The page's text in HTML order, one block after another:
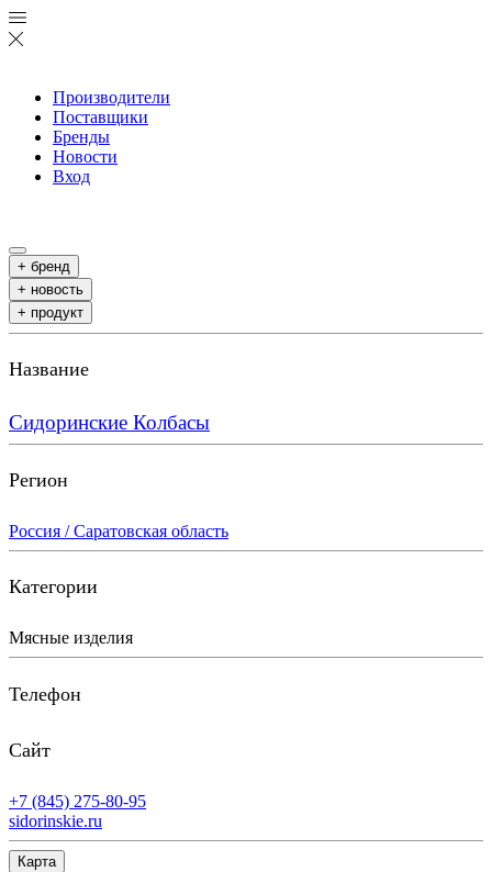
Производители
Поставщики
Бренды
Новости
Вход
+ бренд
+ новость
+ продукт
Название
Сидоринские Колбасы
Регион
Россия / Саратовская область
Категории
Мясные изделия
Телефон
Сайт
+7 (845) 275-80-95
sidorinskie.ru
Карта